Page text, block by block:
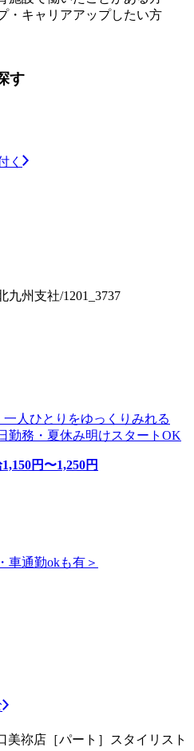
・キャリアアップしたい方
す
く
州支社/1201_3737
人ひとりをゆっくりみれる
勤務・夏休み明けスタートOK
1,150円〜1,250円
車通勤okも有＞
祢店［パート］スタイリスト